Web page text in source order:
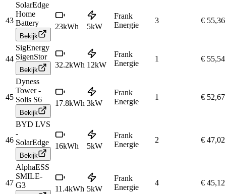
43
SolarEdge
Home
Battery
Bekijk
23kWh 5kW
Frank
Energie
3 € 55,36
44
SigEnergy
SigenStor
Bekijk
32.2kWh 12kW
Frank
Energie
1 € 55,54
45
Dyness
Tower -
Solis S6
Bekijk
17.8kWh 3kW
Frank
Energie
1 € 52,67
46
BYD LVS
-
SolarEdge
Bekijk
16kWh 5kW
Frank
Energie
2 € 47,02
47
AlphaESS
SMILE-
G3
11.4kWh 5kW
Frank
Energie
4 € 45,12